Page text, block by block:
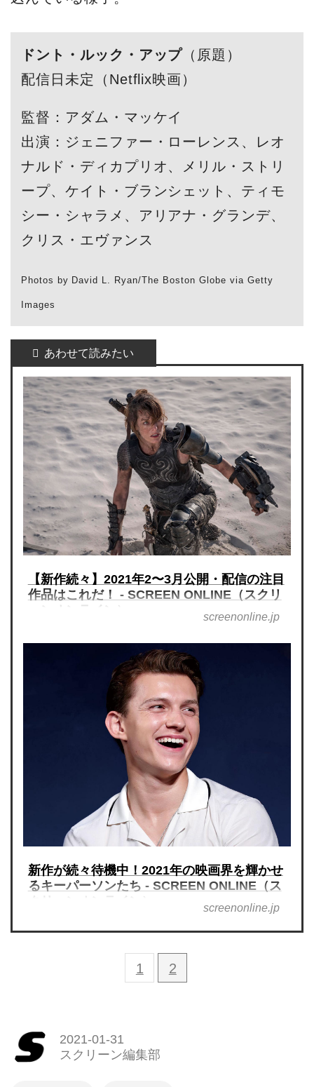
ドント・ルック・アップ（原題）
配信日未定（Netflix映画）
監督：アダム・マッケイ
出演：ジェニファー・ローレンス、レオ
ナルド・ディカプリオ、メリル・ストリ
ープ、ケイト・ブランシェット、ティモ
シー・シャラメ、アリアナ・グランデ、
クリス・エヴァンス
Photos by David L. Ryan/The Boston Globe via Getty
Images
【新作続々】2021年2〜3月公開・配信の注目
作品はこれだ！ - SCREEN ONLINE（スクリ
ーンオンライン）
screenonline.jp
新作が続々待機中！2021年の映画界を輝かせ
るキーパーソンたち - SCREEN ONLINE（ス
screenonline.jp
1 2
2021-01-31
スクリーン編集部